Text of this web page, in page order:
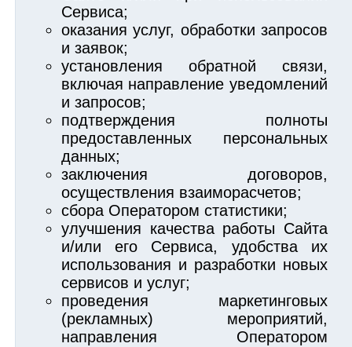
Сервиса;
оказания услуг, обработки запросов
и заявок;
установления обратной связи,
включая направление уведомлений
и запросов;
подтверждения полноты
предоставленных персональных
данных;
заключения договоров,
осуществления взаиморасчетов;
сбора Оператором статистики;
улучшения качества работы Сайта
и/или его Сервиса, удобства их
использования и разработки новых
сервисов и услуг;
проведения маркетинговых
(рекламных) мероприятий,
направления Оператором